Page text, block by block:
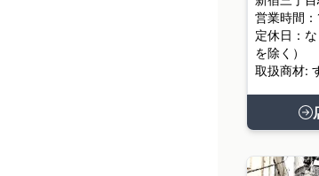
営業時間
定休日：
を除く）
取扱商材: